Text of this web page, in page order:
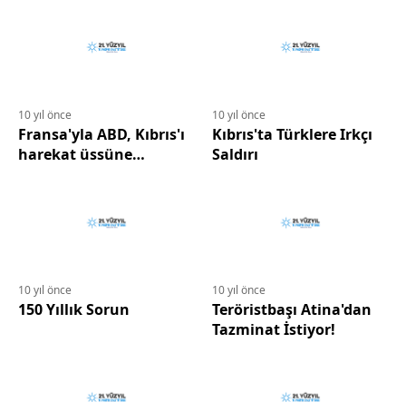
10 yıl önce
Fransa'yla ABD, Kıbrıs'ı
harekat üssüne
10 yıl önce
Kıbrıs'ta Türklere Irkçı
Saldırı
10 yıl önce
150 Yıllık Sorun
10 yıl önce
Teröristbaşı Atina'dan
Tazminat İstiyor!